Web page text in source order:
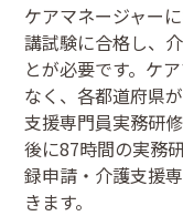
ケアマネージャー
講試験に合格し、
とが必要です。ケ
なく、各都道府県
支援専門員実務研
後に87時間の実務
録申請・介護支援
きます。